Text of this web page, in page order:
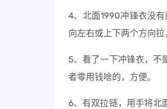
4、北面1990冲锋衣没
向左右或上下两个方向
5、看了一下冲锋衣，不
者零用钱啥的，方便。
6、有双拉链，用手将北